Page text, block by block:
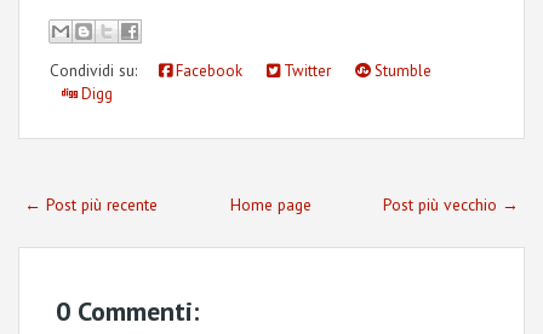
Condividi su: Facebook Twitter
Stumble
Digg
← Post più recente Post più vecchio →
Home page
0 Commenti: